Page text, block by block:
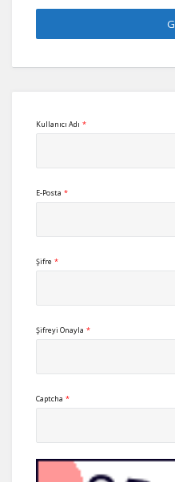
Kullanıcı Adı *
E-Posta *
Şifre *
Şifreyi Onayla *
Captcha *